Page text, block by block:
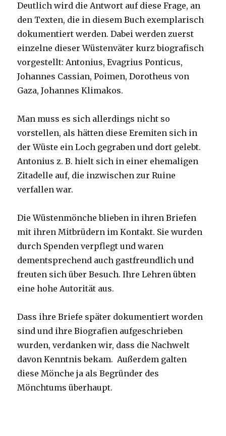
Deutlich wird die Antwort auf diese Frage, an
den Texten, die in diesem Buch exemplarisch
dokumentiert werden. Dabei werden zuerst
einzelne dieser Wüstenväter kurz biografisch
vorgestellt: Antonius, Evagrius Ponticus,
Johannes Cassian, Poimen, Dorotheus von
Gaza, Johannes Klimakos.
Man muss es sich allerdings nicht so
vorstellen, als hätten diese Eremiten sich in
der Wüste ein Loch gegraben und dort gelebt.
Antonius z. B. hielt sich in einer ehemaligen
Zitadelle auf, die inzwischen zur Ruine
verfallen war.
Die Wüstenmönche blieben in ihren Briefen
mit ihren Mitbrüdern im Kontakt. Sie wurden
durch Spenden verpflegt und waren
dementsprechend auch gastfreundlich und
freuten sich über Besuch. Ihre Lehren übten
eine hohe Autorität aus.
Dass ihre Briefe später dokumentiert worden
sind und ihre Biografien aufgeschrieben
wurden, verdanken wir, dass die Nachwelt
davon Kenntnis bekam. Außerdem galten
diese Mönche ja als Begründer des
Mönchtums überhaupt.